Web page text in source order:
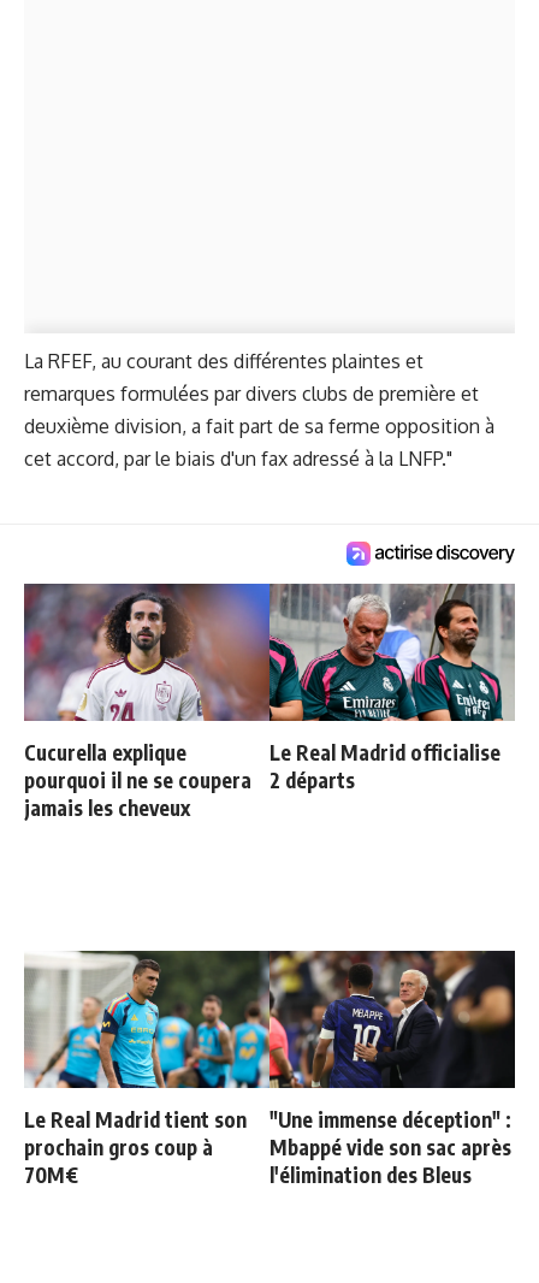
La RFEF, au courant des différentes plaintes et
remarques formulées par divers clubs de première et
deuxième division, a fait part de sa ferme opposition à
cet accord, par le biais d'un fax adressé à la LNFP."
Cucurella explique
pourquoi il ne se coupera
jamais les cheveux
Le Real Madrid officialise
2 départs
Le Real Madrid tient son
prochain gros coup à
70M€
"Une immense déception" :
Mbappé vide son sac après
l'élimination des Bleus